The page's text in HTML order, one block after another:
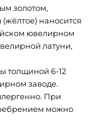
золотом,
наносится
ювелирном
латуни,
толщиной 6-12
заводе.
При
можно